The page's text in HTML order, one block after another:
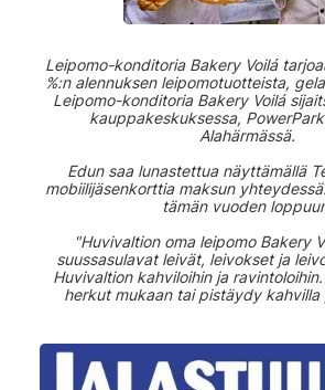
Leipomo-konditoria Bakery Voilá
%:n alennuksen leipomotuotteista,
Leipomo-konditoria Bakery Voilá
kauppakeskuksessa,
Alahärmässä.
Edun saa lunastettua näyttämällä
mobiilijäsenkorttia maksun
tämän vuoden
"Huvivaltion oma leipomo Bakery
suussasulavat leivät, leivokset ja
Huvivaltion kahviloihin ja
herkut mukaan tai pistäydy kahvilla